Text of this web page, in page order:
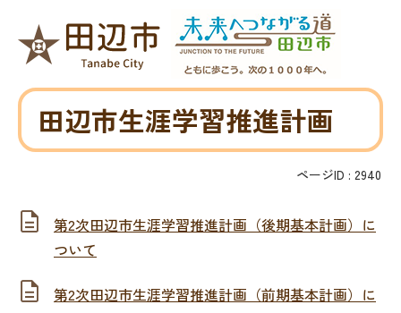
田辺市生涯学習推進計画
ページID : 2940
第2次田辺市生涯学習推進計画（後期基本計画）に
ついて
第2次田辺市生涯学習推進計画（前期基本計画）に